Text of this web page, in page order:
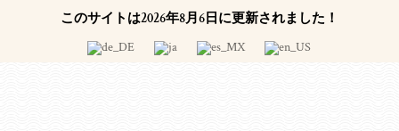
このサイトは2026年8月6日に更新されました！